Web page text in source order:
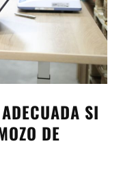
SI
DE